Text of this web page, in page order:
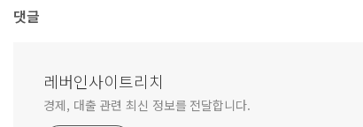
댓글
레버인사이트리치
경제, 대출 관련 최신 정보를 전달합니다.